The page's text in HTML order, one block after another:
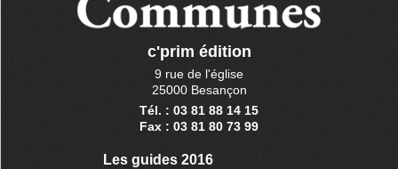
c'prim édition
9 rue de l'église
25000 Besançon
Tél. : 03 81 88 14 15
Fax : 03 81 80 73 99
Les guides 2016